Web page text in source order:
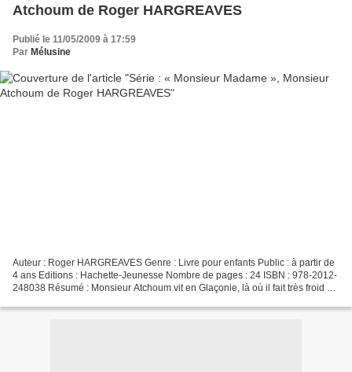
Atchoum de Roger HARGREAVES
Publié le 11/05/2009 à 17:59
Par Mélusine
Auteur : Roger HARGREAVES Genre : Livre pour enfants Public : à partir de
4 ans Editions : Hachette-Jeunesse Nombre de pages : 24 ISBN : 978-2012-
248038 Résumé : Monsieur Atchoum vit en Glaçonie, là où il fait très froid et